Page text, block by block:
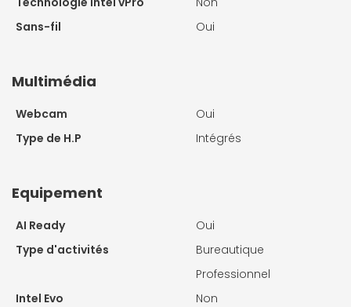
Sans-fil
Oui
Multimédia
Webcam
Oui
Type de H.P
Intégrés
Equipement
AI Ready
Oui
Type d'activités
Bureautique
Professionnel
Intel Evo
Non